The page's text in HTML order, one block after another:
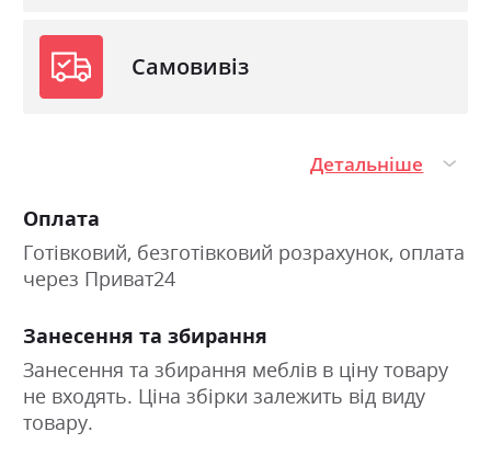
Самовивіз
Детальніше
Оплата
Готівковий, безготівковий розрахунок, оплата
через Приват24
Занесення та збирання
Занесення та збирання меблів в ціну товару
не входять. Ціна збірки залежить від виду
товару.